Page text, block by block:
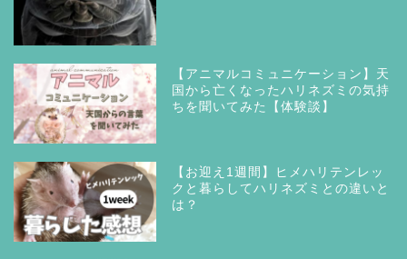
【アニマルコミュニケーション】天
国から亡くなったハリネズミの気持
ちを聞いてみた【体験談】
【お迎え1週間】ヒメハリテンレッ
クと暮らしてハリネズミとの違いと
は？